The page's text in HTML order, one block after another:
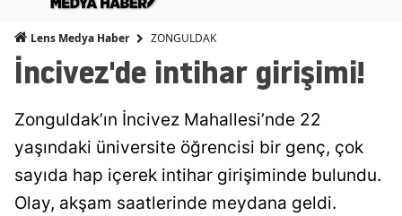
Lens Medya Haber ZONGULDAK
İncivez'de intihar girişimi!
Zonguldak’ın İncivez Mahallesi’nde 22
yaşındaki üniversite öğrencisi bir genç, çok
sayıda hap içerek intihar girişiminde bulundu.
Olay, akşam saatlerinde meydana geldi.